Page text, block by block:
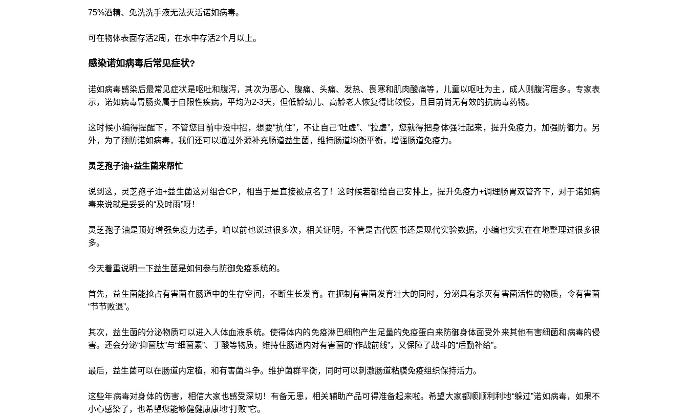
75%酒精、免洗洗手液无法灭活诺如病毒。
可在物体表面存活2周，在水中存活2个月以上。
感染诺如病毒后常见症状?
诺如病毒感染后最常见症状是呕吐和腹泻，其次为恶心、腹痛、头痛、发热、畏寒和肌肉酸痛等，儿童以呕吐为主，成人则腹泻居多。专家表
示，诺如病毒胃肠炎属于自限性疾病，平均为2-3天，但低龄幼儿、高龄老人恢复得比较慢，且目前尚无有效的抗病毒药物。
这时候小编得提醒下，不管您目前中没中招，想要“抗住”，不让自己“吐虚”、“拉虚”，您就得把身体强壮起来，提升免疫力，加强防御力。另
外，为了预防诺如病毒，我们还可以通过外源补充肠道益生菌，维持肠道均衡平衡，增强肠道免疫力。
灵芝孢子油+益生菌来帮忙
说到这，灵芝孢子油+益生菌这对组合CP，相当于是直接被点名了！这时候若都给自己安排上，提升免疫力+调理肠胃双管齐下，对于诺如病
毒来说就是妥妥的“及时雨”呀！
灵芝孢子油是顶好增强免疫力选手，咱以前也说过很多次，相关证明，不管是古代医书还是现代实验数据，小编也实实在在地整理过很多很
多。
今天着重说明一下益生菌是如何参与防御免疫系统的。
首先，益生菌能抢占有害菌在肠道中的生存空间，不断生长发育。在扼制有害菌发育壮大的同时，分泌具有杀灭有害菌活性的物质，令有害菌
“节节败退”。
其次，益生菌的分泌物质可以进入人体血液系统。使得体内的免疫淋巴细胞产生足量的免疫蛋白来防御身体面受外来其他有害细菌和病毒的侵
害。还会分泌“抑菌肽”与“细菌素”、丁酸等物质，维持住肠道内对有害菌的“作战前线”，又保障了战斗的“后勤补给”。
最后，益生菌可以在肠道内定植，和有害菌斗争。维护菌群平衡，同时可以刺激肠道粘膜免疫组织保持活力。
这些年病毒对身体的伤害，相信大家也感受深切！有备无患，相关辅助产品可得准备起来啦。希望大家都顺顺利利地“躲过”诺如病毒，如果不
小心感染了，也希望您能够健健康康地“打败”它。